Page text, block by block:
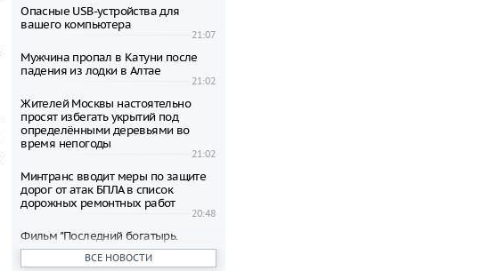
Опасные USB-устройства для
вашего компьютера
21:07
Мужчина пропал в Катуни после
падения из лодки в Алтае
21:02
Жителей Москвы настоятельно
просят избегать укрытий под
определёнными деревьями во
время непогоды
21:02
Минтранс вводит меры по защите
дорог от атак БПЛА в список
дорожных ремонтных работ
20:48
Фильм "Последний богатырь.
Колобок" собрал почти 45
миллионов рублей в день
ВСЕ НОВОСТИ